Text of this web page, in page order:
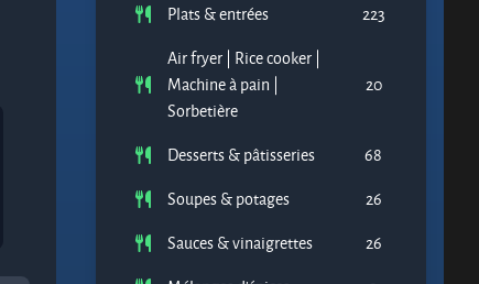
Plats & entrées
223
Air fryer | Rice cooker |
Machine à pain |
Sorbetière
20
Desserts & pâtisseries
68
Soupes & potages
26
Sauces & vinaigrettes
26